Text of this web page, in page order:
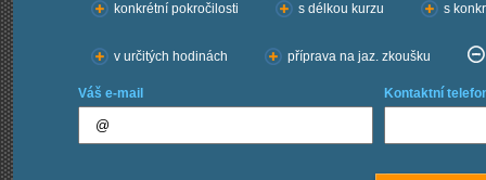
konkrétní pokročilosti
s délkou kurzu s
v určitých hodinách příprava na jaz. zkoušku
Váš e-mail Kontaktní